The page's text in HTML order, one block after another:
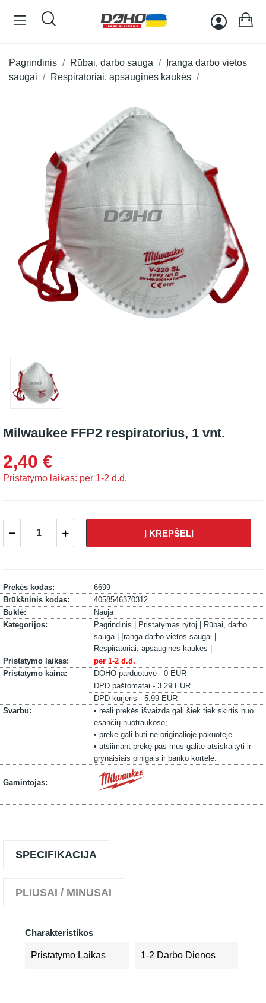
Pagrindinis Rūbai, darbo sauga
Įranga darbo vietos
saugai
Respiratoriai, apsauginės kaukės
Milwaukee FFP2 respiratorius, 1 vnt.
2,40 €
Pristatymo laikas: per 1-2 d.d.
Į KREPŠELĮ
Prekės kodas:
6699
Brūkšninis kodas:
4058546370312
Būklė:
Nauja
Kategorijos:
Pagrindinis | Pristatymas rytoj |
Rūbai, darbo
sauga |
Įranga darbo vietos saugai |
Respiratoriai, apsauginės kaukės |
Pristatymo laikas:
per 1-2 d.d.
Pristatymo kaina:
DOHO parduotuvė - 0 EUR
DPD paštomatai - 3.29 EUR
DPD kurjeris - 5.99 EUR
Svarbu:
• reali prekės išvaizda gali šiek tiek skirtis nuo
esančių nuotraukose;
• prekė gali būti ne originalioje pakuotėje.
• atsiimant prekę pas mus galite atsiskaityti ir
grynaisiais pinigais ir banko kortele.
Gamintojas:
SPECIFIKACIJA
PLIUSAI / MINUSAI
Charakteristikos
Pristatymo Laikas 1-2 Darbo Dienos